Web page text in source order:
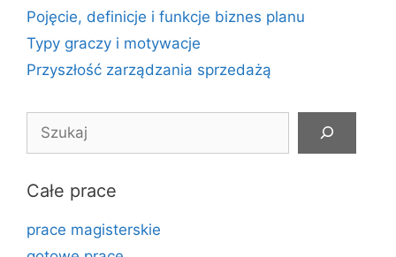
Pojęcie, definicje i funkcje biznes planu
Typy graczy i motywacje
Przyszłość zarządzania sprzedażą
Całe prace
prace magisterskie